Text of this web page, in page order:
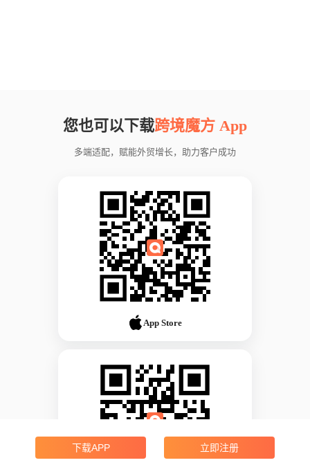
您也可以下载跨境魔方 App
多端适配，赋能外贸增长，助力客户成功
App Store
下载APP 立即注册